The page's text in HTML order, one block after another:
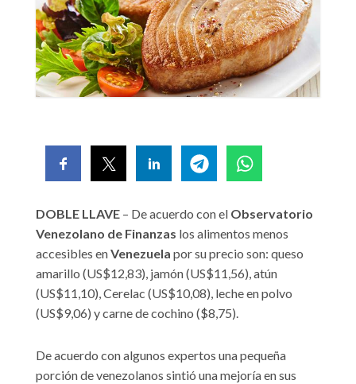
DOBLE LLAVE – De acuerdo con el Observatorio
Venezolano de Finanzas los alimentos menos
accesibles enVenezuela por su precio son: queso
amarillo (US$12,83), jamón (US$11,56), atún
(US$11,10), Cerelac (US$10,08), leche en polvo
(US$9,06) y carne de cochino ($8,75).
De acuerdo con algunos expertos una pequeña
porción de venezolanos sintió una mejoría en sus